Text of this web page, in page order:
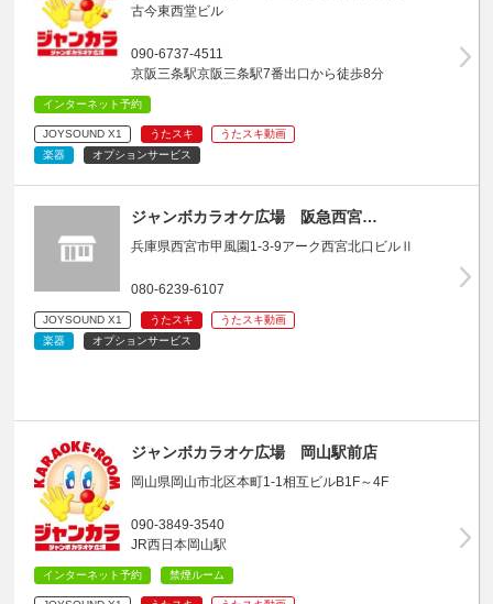
古今東西堂ビル
090-6737-4511
京阪三条駅京阪三条駅7番出口から徒歩8分
インターネット予約
JOYSOUND X1 うたスキ
うたスキ動画
楽器
オプションサービス
ジャンボカラオケ広場 阪急西宮…
兵庫県西宮市甲風園1-3-9アーク西宮北口ビルⅡ
080-6239-6107
JOYSOUND X1 うたスキ
うたスキ動画
楽器
オプションサービス
ジャンボカラオケ広場 岡山駅前店
岡山県岡山市北区本町1-1相互ビルB1F～4F
090-3849-3540
JR西日本岡山駅
インターネット予約 禁煙ルーム